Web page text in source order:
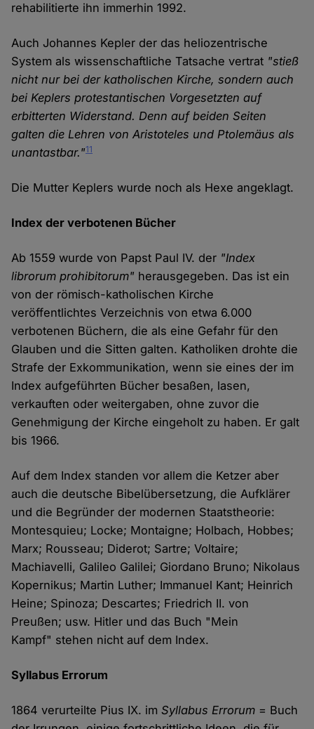
rehabilitierte ihn immerhin 1992.
Auch Johannes Kepler der das heliozentrische
System als wissenschaftliche Tatsache vertrat "stieß
nicht nur bei der katholischen Kirche, sondern auch
bei Keplers protestantischen Vorgesetzten auf
erbitterten Widerstand. Denn auf beiden Seiten
galten die Lehren von Aristoteles und Ptolemäus als
unantastbar."11
Die Mutter Keplers wurde noch als Hexe angeklagt.
Index der verbotenen Bücher
Ab 1559 wurde von Papst Paul IV. der "Index
librorum prohibitorum" herausgegeben. Das ist ein
von der römisch-katholischen Kirche
veröffentlichtes Verzeichnis von etwa 6.000
verbotenen Büchern, die als eine Gefahr für den
Glauben und die Sitten galten. Katholiken drohte die
Strafe der Exkommunikation, wenn sie eines der im
Index aufgeführten Bücher besaßen, lasen,
verkauften oder weitergaben, ohne zuvor die
Genehmigung der Kirche eingeholt zu haben. Er galt
bis 1966.
Auf dem Index standen vor allem die Ketzer aber
auch die deutsche Bibelübersetzung, die Aufklärer
und die Begründer der modernen Staatstheorie:
Montesquieu; Locke; Montaigne; Holbach, Hobbes;
Marx; Rousseau; Diderot; Sartre; Voltaire;
Machiavelli, Galileo Galilei; Giordano Bruno; Nikolaus
Kopernikus; Martin Luther; Immanuel Kant; Heinrich
Heine; Spinoza; Descartes; Friedrich II. von
Preußen; usw. Hitler und das Buch "Mein
Kampf" stehen nicht auf dem Index.
Syllabus Errorum
1864 verurteilte Pius IX. imSyllabus Errorum = Buch